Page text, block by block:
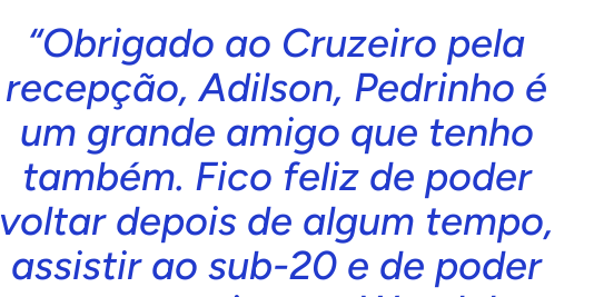
“Obrigado ao Cruzeiro pela
recepção, Adilson, Pedrinho é
um grande amigo que tenho
também. Fico feliz de poder
voltar depois de algum tempo,
assistir ao sub-20 e de poder